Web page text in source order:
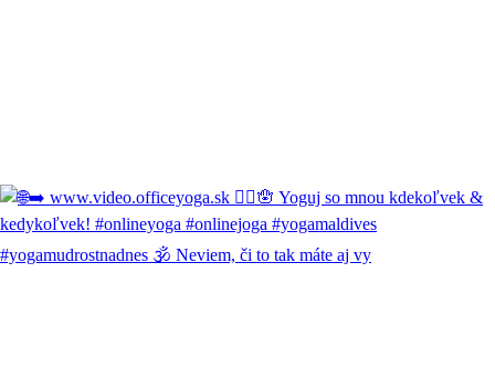
#yogamudrostnadnes 🕉️ Neviem, či to tak máte aj vy